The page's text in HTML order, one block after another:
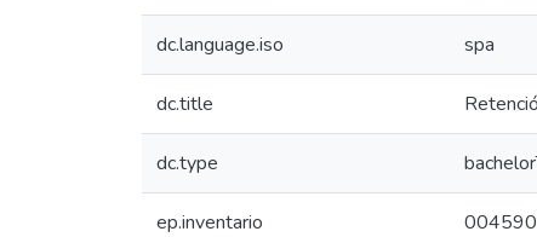
dc.language.iso spa
dc.title
dc.type
ep.inventario 004590